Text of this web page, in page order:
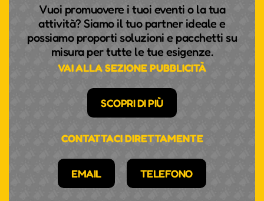
Vuoi promuovere i tuoi eventi o la tua
attività? Siamo il tuo partner ideale e
possiamo proporti soluzioni e pacchetti su
misura per tutte le tue esigenze.
VAI ALLA SEZIONE PUBBLICITÀ
SCOPRI DI PIÙ
CONTATTACI DIRETTAMENTE
EMAIL TELEFONO